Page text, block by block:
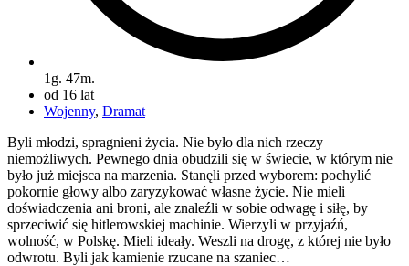
1g. 47m.
od 16 lat
Wojenny, Dramat
Byli młodzi, spragnieni życia. Nie było dla nich rzeczy
niemożliwych. Pewnego dnia obudzili się w świecie, w którym nie
było już miejsca na marzenia. Stanęli przed wyborem: pochylić
pokornie głowy albo zaryzykować własne życie. Nie mieli
doświadczenia ani broni, ale znaleźli w sobie odwagę i siłę, by
sprzeciwić się hitlerowskiej machinie. Wierzyli w przyjaźń,
wolność, w Polskę. Mieli ideały. Weszli na drogę, z której nie było
odwrotu. Byli jak kamienie rzucane na szaniec…